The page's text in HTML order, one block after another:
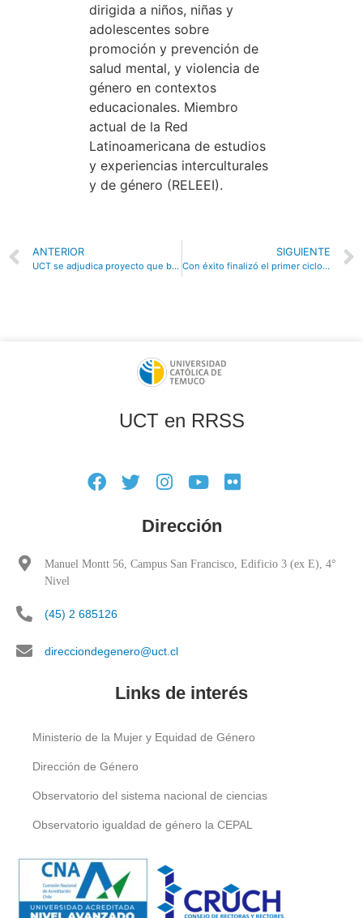
dirigida a niños, niñas y
adolescentes sobre
promoción y prevención de
salud mental, y violencia de
género en contextos
educacionales. Miembro
actual de la Red
Latinoamericana de estudios
y experiencias interculturales
y de género (RELEEI).
ANTERIOR
UCT se adjudica proyecto que busca disminuir las brechas de género en los ámbitos I+D+i+e
SIGUIENTE
Con éxito finalizó el primer ciclo de cine de la Dirección de Género: “Historias de Mujeres de Colores”, en el marco de la conmemoración Día de la Mujer Indígena
UCT en RRSS
Dirección
Manuel Montt 56, Campus San Francisco, Edificio 3 (ex E), 4°
Nivel
(45) 2 685126
direcciondegenero@uct.cl
Links de interés
Ministerio de la Mujer y Equidad de Género
Dirección de Género
Observatorio del sistema nacional de ciencias
Observatorio igualdad de género la CEPAL